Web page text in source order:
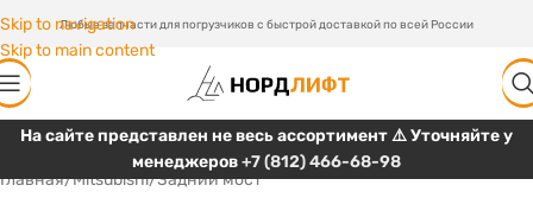
Skip to navigation
Skip to main content
Любые запчасти для погрузчиков с быстрой доставкой по всей России
На сайте представлен не весь ассортимент ⚠️ Уточняйте у
менеджеров+7 (812) 466-68-98
Главная/Mitsubishi/Задний мост